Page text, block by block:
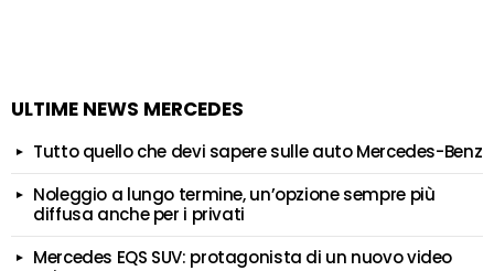
ULTIME NEWS MERCEDES
Tutto quello che devi sapere sulle auto Mercedes-Benz
Noleggio a lungo termine, un’opzione sempre più
diffusa anche per i privati
Mercedes EQS SUV: protagonista di un nuovo video